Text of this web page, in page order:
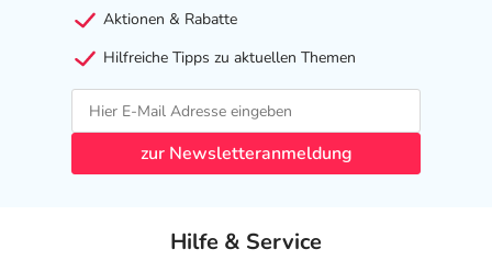
Aktionen & Rabatte
Hilfreiche Tipps zu aktuellen Themen
zur Newsletteranmeldung
Hilfe & Service